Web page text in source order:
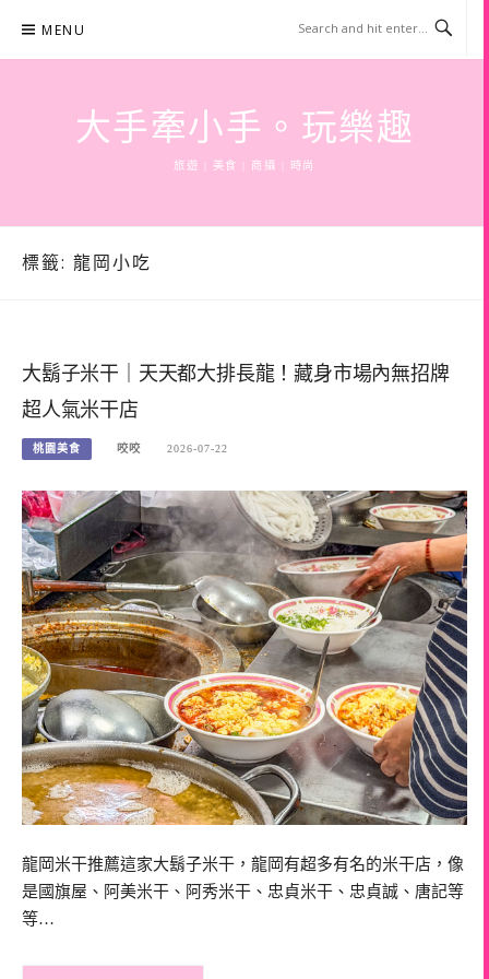
content
MENU
大手牽小手。玩樂趣
旅遊 | 美食 | 商攝 | 時尚
標籤: 龍岡小吃
大鬍子米干｜天天都大排長龍！藏身市場內無招牌
超人氣米干店
桃園美食 咬咬 2026-07-22
龍岡米干推薦這家大鬍子米干，龍岡有超多有名的米干店，像
是國旗屋、阿美米干、阿秀米干、忠貞米干、忠貞誠、唐記等
等…